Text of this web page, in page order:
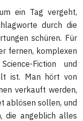
ein Tag vergeht,
durch die
schüren. Für
fernen, komplexen
Fiction und
ist. Man hört von
verkauft werden,
ablösen sollen, und
die angeblich alles